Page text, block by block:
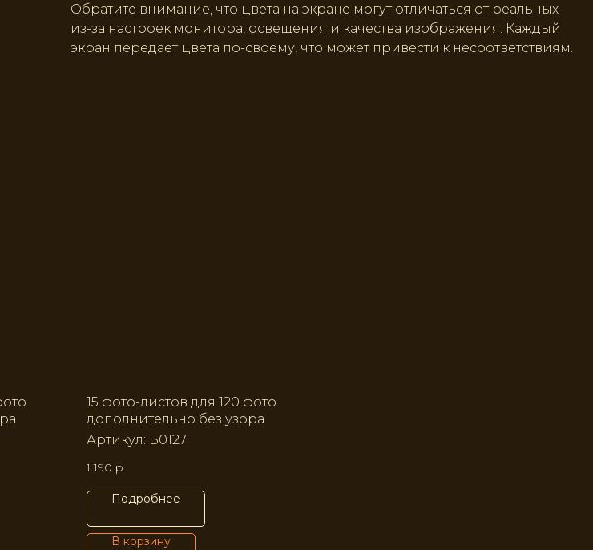
Обратите внимание, что цвета на экране могут отличаться от реальных
из-за настроек монитора, освещения и качества изображения. Каждый
экран передает цвета по-своему, что может привести к несоответствиям.
15 фото-листов для 120 фото
дополнительно без узора
Артикул: Б0127
1 190 р.
Подробнее
В корзину